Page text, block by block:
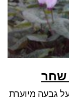
שחר
גבעה מיוערת